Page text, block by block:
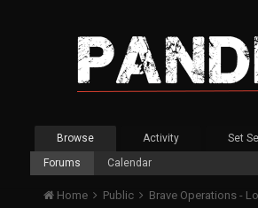
Browse
Forums
Calendar
Activity Set
Home Public Brave Operations -